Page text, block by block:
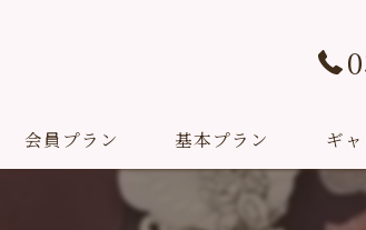
会員プラン 基本プラン
挙式プラン
ギ